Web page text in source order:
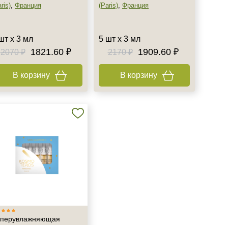
, Франция
х 3 мл
2070 ₽
1821.60 ₽
В корзину
(Paris), Франция
5 шт х 3 мл
2170 ₽
1909.60 ₽
В корзину